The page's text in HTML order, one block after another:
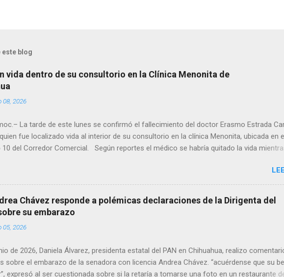
este blog
vida dentro de su consultorio en la Clínica Menonita de
08, 2026
La tarde de este lunes se confirmó el fallecimiento del doctor Erasmo Estrada
fue localizado vida al interior de su consultorio en la clínica Menonita, ubicada en
del Corredor Comercial. Según reportes el médico se habría quitado la vida
ya sin signos vitales. Erasmo Estrada, quien se desempeñó como presidente del
el periodo 2023–2024, era un médico reconocido en la región.
Chávez responde a polémicas declaraciones de la Dirigenta del
su embarazo
05, 2026
de 2026, Daniela Álvarez, presidenta estatal del PAN en Chihuahua, realizo
sobre el embarazo de la senadora con licencia Andrea Chávez. “acuérdense que su
expresó al ser cuestionada sobre si la retaría a tomarse una foto en un restaurante